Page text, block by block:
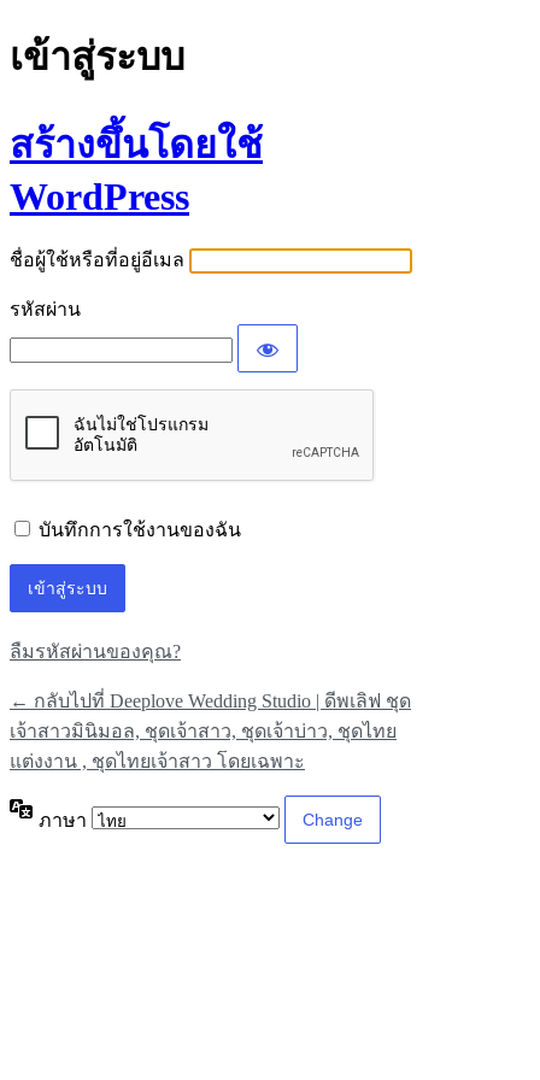
เข้าสู่ระบบ
สร้างขึ้นโดยใช้
WordPress
ชื่อผู้ใช้หรือที่อยู่อีเมล
รหัสผ่าน
บันทึกการใช้งานของฉัน
ลืมรหัสผ่านของคุณ?
← กลับไปที่ Deeplove Wedding Studio | ดีพเลิฟ ชุด
เจ้าสาวมินิมอล, ชุดเจ้าสาว, ชุดเจ้าบ่าว, ชุดไทย
แต่งงาน , ชุดไทยเจ้าสาว โดยเฉพาะ
ภาษา